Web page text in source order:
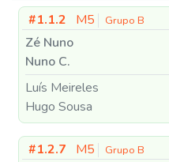
#1.1.2
M5 Grupo B
Zé Nuno
Nuno C.
Luís Meireles
Hugo Sousa
#1.2.7 M5 Grupo B